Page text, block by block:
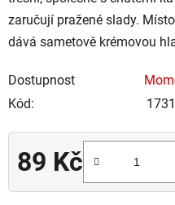
zaručují pražené slady.
dává sametově krémovou
Dostupnost
Kód:
89 Kč
Měrná cena: